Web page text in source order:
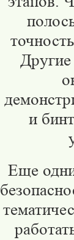
Другие
и
Еще